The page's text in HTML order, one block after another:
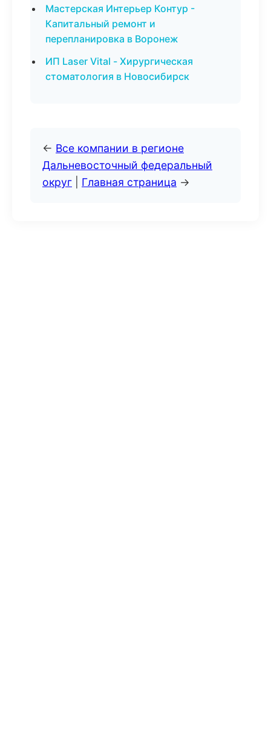
Мастерская Интерьер Контур -
Капитальный ремонт и
перепланировка в Воронеж
ИП Laser Vital - Хирургическая
стоматология в Новосибирск
← Все компании в регионе
Дальневосточный федеральный
округ
Главная страница →